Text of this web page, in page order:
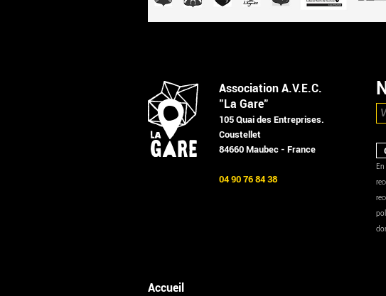
Association A.V.E.C.
"La Gare"
105 Quai des Entreprises.
Coustellet
84660 Maubec - France
04 90 76 84 38
Accueil